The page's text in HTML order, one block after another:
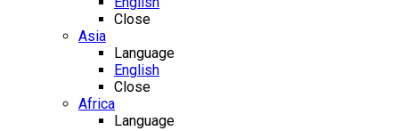
Close
Asia
Language
English
Close
Africa
Language